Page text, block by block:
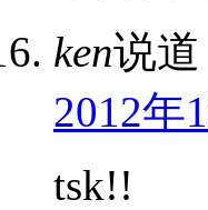
ken说道
2012年
tsk!!